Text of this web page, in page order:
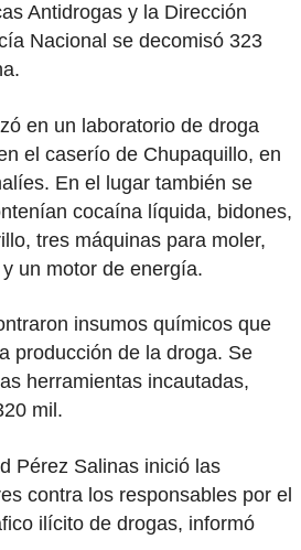
Antidrogas y la Dirección
Nacional se decomisó 323
en un laboratorio de droga
el caserío de Chupaquillo, en
En el lugar también se
cocaína líquida, bidones,
tres máquinas para moler,
un motor de energía.
insumos químicos que
producción de la droga. Se
herramientas incautadas,
mil.
Pérez Salinas inició las
contra los responsables por el
ilícito de drogas, informó